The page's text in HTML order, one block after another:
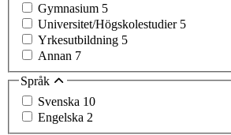
Gymnasium 5
Universitet/Högskolestudier 5
Yrkesutbildning 5
Annan 7
Språk
Svenska 10
Engelska 2